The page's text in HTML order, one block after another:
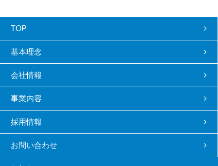
TOP
基本理念
会社情報
事業内容
採用情報
お問い合わせ